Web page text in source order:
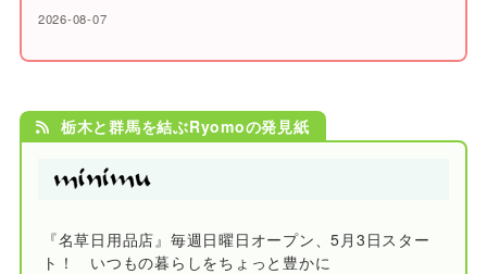
2026-08-07
栃木と群馬を結ぶRyomoの発見紙
『名草日用品店』毎週日曜日オープン、5月3日スター
ト！ いつもの暮らしをちょっと豊かに